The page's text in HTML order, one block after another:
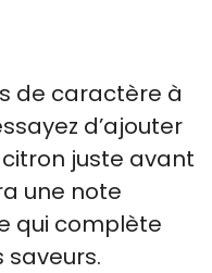
de caractère à
d’ajouter
juste avant
une note
qui complète